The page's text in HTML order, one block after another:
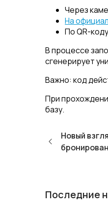
Через
На
По QR-
В процессе
сгенерирует
Важно: код
При
базу.
Новый
Последние